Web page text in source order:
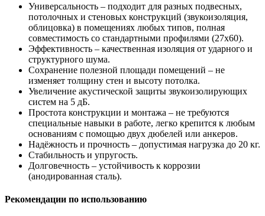
Универсальность – подходит для разных подвесных,
потолочных и стеновых конструкций (звукоизоляция,
облицовка) в помещениях любых типов, полная
совместимость со стандартными профилями (27х60).
Эффективность – качественная изоляция от ударного и
структурного шума.
Сохранение полезной площади помещений – не
изменяет толщину стен и высоту потолка.
Увеличение акустической защиты звукоизолирующих
систем на 5 дБ.
Простота конструкции и монтажа – не требуются
специальные навыки в работе, легко крепится к любым
основаниям с помощью двух дюбелей или анкеров.
Надёжность и прочность – допустимая нагрузка до 20 кг.
Стабильность и упругость.
Долговечность – устойчивость к коррозии
(анодированная сталь).
Рекомендации по использованию